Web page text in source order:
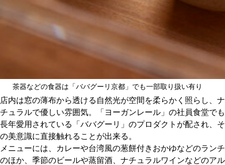
茶器などの食器は「ババグーリ京都」でも一部取り扱い有り
店内は窓の薄布から透ける自然光が空間を柔らかく照らし、ナ
チュラルで優しい雰囲気。「ヨーガンレール」の社員食堂でも
長年愛用されている「ババグーリ」のプロダクトが配され、そ
の美意識に直接触れることが出来る。
メニューには、カレーや台湾風の葱餅付きおかゆなどのランチ
のほか、季節のビールや蒸留酒、ナチュラルワインなどのアル